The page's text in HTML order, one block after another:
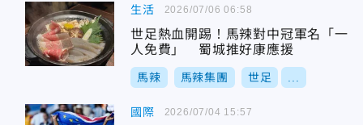
生活
世足熱血開踢！馬辣對中冠軍名「一
人免費」 蜀城推好康應援
馬辣 馬辣集團 世足
2026/07/06 06:58
國際 2026/07/04 15:57